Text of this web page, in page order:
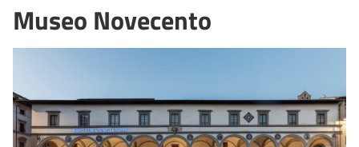
Museo Novecento